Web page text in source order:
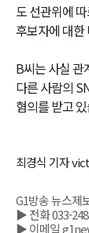
도 선관위에
후보자에 대
B씨는 사실 관
다른 사람의
혐의를 받고
최경식 기자
G1방송 뉴스제
▶ 전화 033-
▶ 이메일